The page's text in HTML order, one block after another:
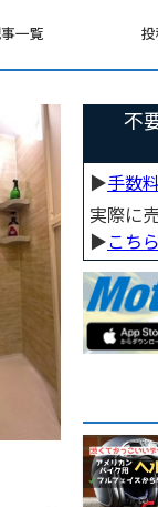
一覧
不
▶︎手数
実際に
▶︎こちら